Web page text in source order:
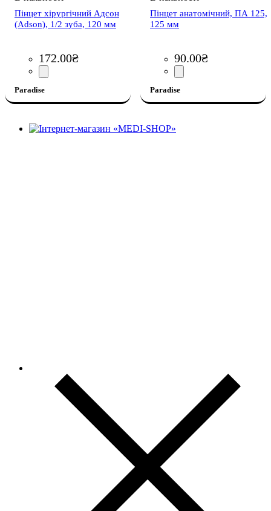
Пінцет хірургічний Адсон
(Adson), 1/2 зуба, 120 мм
172.00₴
Paradise
Пінцет анатомічний, ПА 125,
125 мм
90.00₴
Paradise